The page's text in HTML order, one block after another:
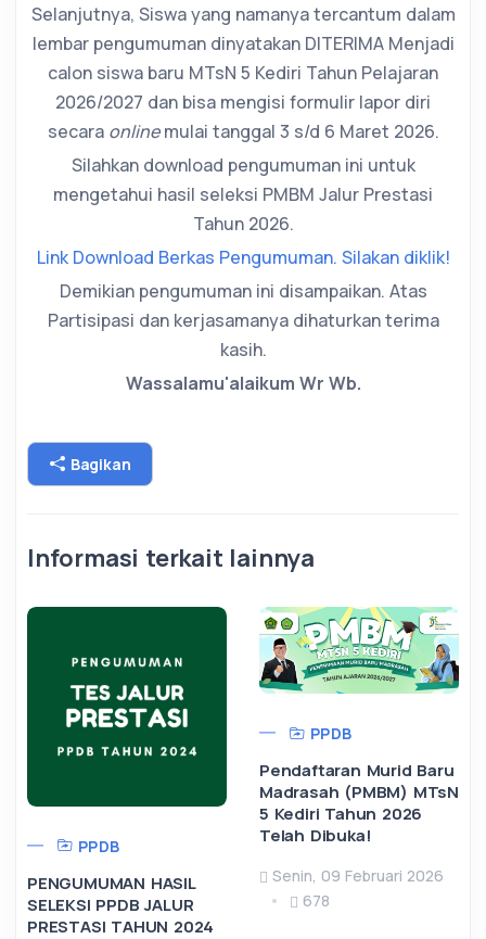
Selanjutnya, Siswa yang namanya tercantum dalam
lembar pengumuman dinyatakan DITERIMA Menjadi
calon siswa baru MTsN 5 Kediri Tahun Pelajaran
2026/2027 dan bisa mengisi formulir lapor diri
secara onlinemulai tanggal 3 s/d 6 Maret 2026.
Silahkan download pengumuman ini untuk
mengetahui hasil seleksi PMBM Jalur Prestasi
Tahun 2026.
Link Download Berkas Pengumuman. Silakan diklik!
Demikian pengumuman ini disampaikan. Atas
Partisipasi dan kerjasamanya dihaturkan terima
kasih.
Wassalamu'alaikum Wr Wb.
Bagikan
Informasi terkait lainnya
PPDB
PENGUMUMAN HASIL
SELEKSI PPDB JALUR
PRESTASI TAHUN 2024
PPDB
Pendaftaran Murid Baru
Madrasah (PMBM) MTsN
5 Kediri Tahun 2026
Telah Dibuka!
Senin, 09 Februari 2026
678